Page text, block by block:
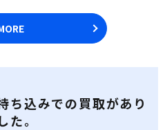
ち込みでの買取があり
た。